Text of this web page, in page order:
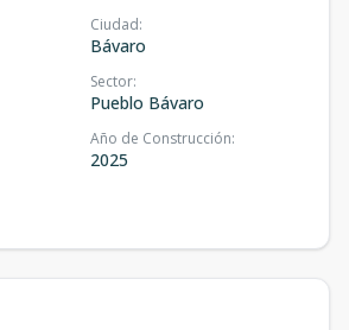
Ciudad:
Bávaro
Sector:
Pueblo Bávaro
Año de Construcción:
2025